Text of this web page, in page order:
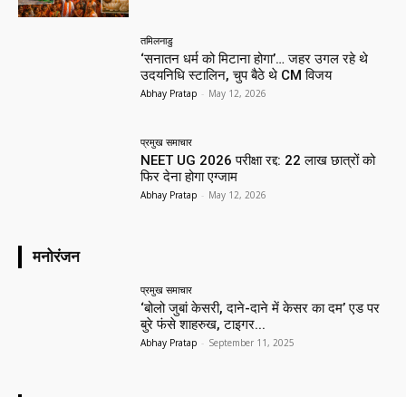
तमिलनाडु
‘सनातन धर्म को मिटाना होगा’… जहर उगल रहे थे
उदयनिधि स्टालिन, चुप बैठे थे CM विजय
Abhay Pratap - May 12, 2026
प्रमुख समाचार‎
NEET UG 2026 परीक्षा रद्द: 22 लाख छात्रों को
फिर देना होगा एग्जाम
Abhay Pratap - May 12, 2026
मनोरंजन
प्रमुख समाचार‎
‘बोलो जुबां केसरी, दाने-दाने में केसर का दम’ एड पर
बुरे फंसे शाहरुख, टाइगर...
Abhay Pratap - September 11, 2025